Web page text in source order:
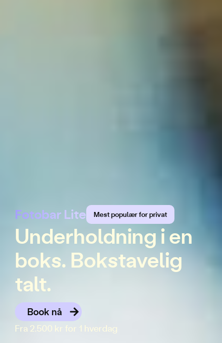
Fotobar Lite Mest populær for privat
Underholdning i en
boks. Bokstavelig
talt.
Book nå
Fra 2.500 kr for 1 hverdag